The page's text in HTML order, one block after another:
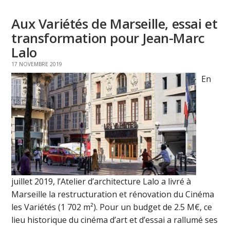
Aux Variétés de Marseille, essai et
transformation pour Jean-Marc
Lalo
17 NOVEMBRE 2019
En
juillet 2019, l’Atelier d’architecture Lalo a livré à
Marseille la restructuration et rénovation du Cinéma
les Variétés (1 702 m²). Pour un budget de 2.5 M€, ce
lieu historique du cinéma d’art et d’essai a rallumé ses